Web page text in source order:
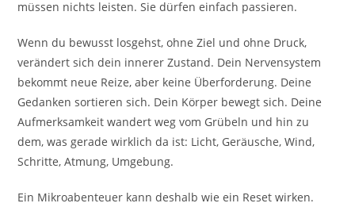
müssen nichts leisten. Sie dürfen einfach passieren.
Wenn du bewusst losgehst, ohne Ziel und ohne Druck,
verändert sich dein innerer Zustand. Dein Nervensystem
bekommt neue Reize, aber keine Überforderung. Deine
Gedanken sortieren sich. Dein Körper bewegt sich. Deine
Aufmerksamkeit wandert weg vom Grübeln und hin zu
dem, was gerade wirklich da ist: Licht, Geräusche, Wind,
Schritte, Atmung, Umgebung.
Ein Mikroabenteuer kann deshalb wie ein Reset wirken.